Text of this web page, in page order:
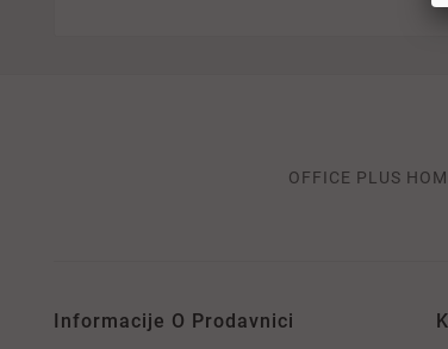
OFFICE PLUS
Informacije O Prodavnici